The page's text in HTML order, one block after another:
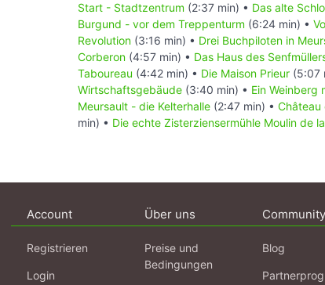
Start - Stadtzentrum (2:37 min) • Das alte
Burgund - vor dem Treppenturm (6:24 min) •
Revolution (3:16 min) • Drei Buchpiloten in
Corberon (4:57 min) • Das Haus des
Taboureau (4:42 min) • Die Maison Prieur (5:07
Wirtschaftsgebäude (3:40 min) • Ein Weinberg
Meursault - die Kelterhalle (2:47 min) • Château
min) • Die echte Zisterziensermühle Moulin de
Account
Registrieren
Login
Über uns
Preise und
Bedingungen
Community
Blog